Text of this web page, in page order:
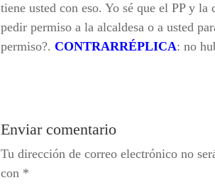
tiene usted con eso. Yo sé que el PP y
pedir permiso a la alcaldesa o a usted
permiso?. CONTRARRÉPLICA: no
Enviar comentario
Tu dirección de correo electrónico no
con *